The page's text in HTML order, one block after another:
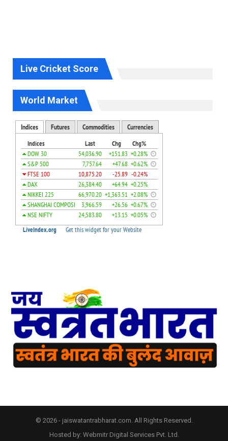
Live Cricket Score
World Market
© 2026 - jaiswatantrabharat.com. All Rights Reserved.
Hosted by: Webmitr Digital Services Pvt. Ltd.